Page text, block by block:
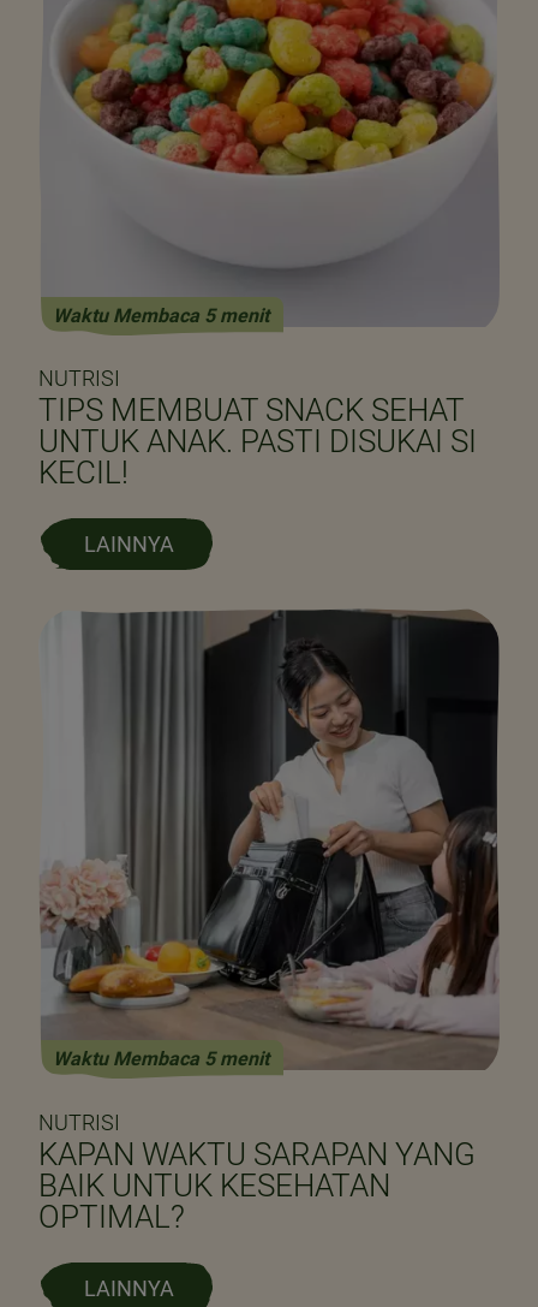
Waktu Membaca 5 menit
NUTRISI
TIPS MEMBUAT SNACK SEHAT
UNTUK ANAK. PASTI DISUKAI SI
KECIL!
LAINNYA
Waktu Membaca 5 menit
NUTRISI
KAPAN WAKTU SARAPAN YANG
BAIK UNTUK KESEHATAN
OPTIMAL?
LAINNYA